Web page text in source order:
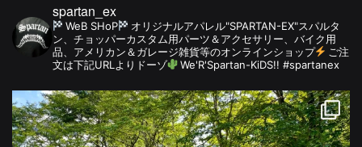
spartan_ex
WeB SHoP
オリジナルアパレル"SPARTAN-EX"スパルタ
ン、チョッパーカスタム用パーツ＆アクセサリー、バイク用
品、アメリカン＆ガレージ雑貨等のオンラインショップ
ご注
文は下記URLよりドーゾ
We'R'Spartan-KiDS!! #spartanex